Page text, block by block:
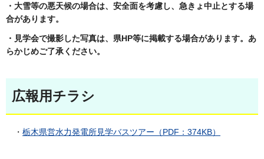
・大雪等の悪天候の場合は、安全面を考慮し、急きょ中止とする場
合があります。
・見学会で撮影した写真は、県HP等に掲載する場合があります。あ
らかじめご了承ください。
広報用チラシ
・ 栃木県営水力発電所見学バスツアー（PDF：374KB）